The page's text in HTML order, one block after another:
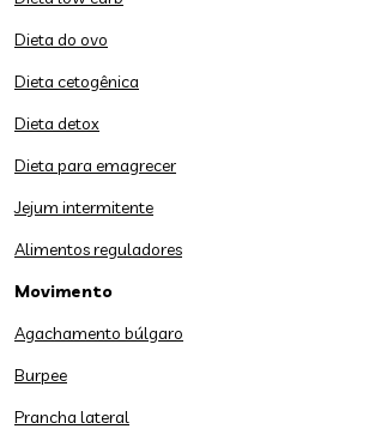
Dieta do ovo
Dieta cetogênica
Dieta detox
Dieta para emagrecer
Jejum intermitente
Alimentos reguladores
Movimento
Agachamento búlgaro
Burpee
Prancha lateral